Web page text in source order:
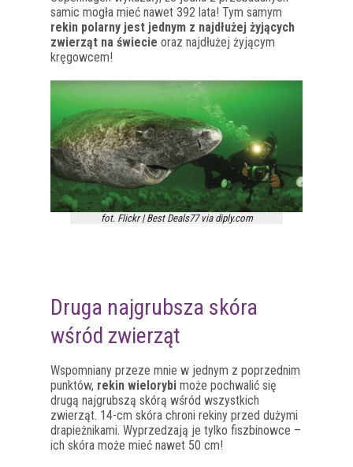
samic mogła mieć nawet 392 lata! Tym samym
rekin polarny jest jednym z najdłużej żyjących
zwierząt na świecie oraz najdłużej żyjącym
kręgowcem!
fot. Flickr | Best Deals77 via diply.com
Druga najgrubsza skóra
wśród zwierząt
Wspomniany przeze mnie w jednym z poprzednim
punktów, rekin wielorybi może pochwalić się
drugą najgrubszą skórą wśród wszystkich
zwierząt. 14-cm skóra chroni rekiny przed dużymi
drapieżnikami. Wyprzedzają je tylko fiszbinowce –
ich skóra może mieć nawet 50 cm!